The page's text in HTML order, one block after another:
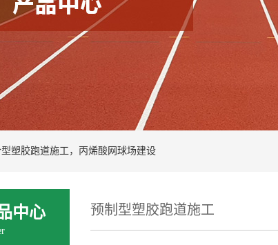
塑胶跑道施工 ， 丙烯酸网球场建设
预制型塑胶跑道施工
中心